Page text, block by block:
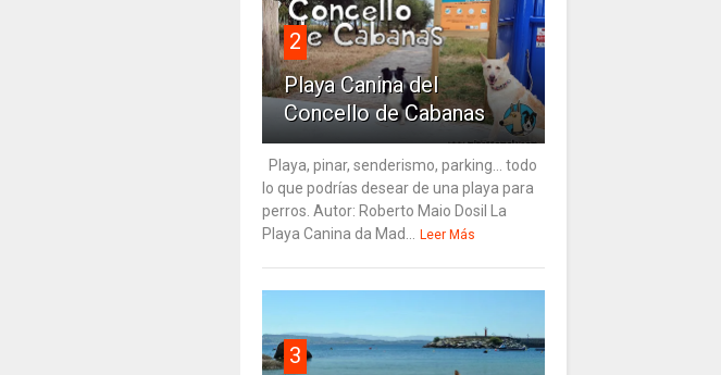
2
Playa Canina del
Concello de Cabanas
Playa, pinar, senderismo, parking... todo
lo que podrías desear de una playa para
perros. Autor: Roberto Maio Dosil La
Playa Canina da Mad...
Leer Más
3